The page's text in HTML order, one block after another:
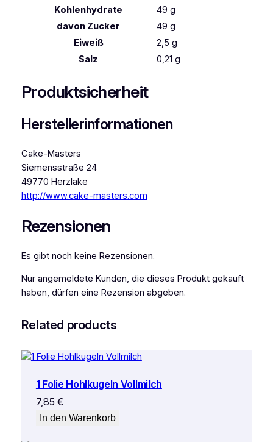
Kohlenhydrate
49 g
davon Zucker 49 g
Eiweiß
2,5 g
Salz
0,21 g
Produktsicherheit
Herstellerinformationen
Cake-Masters
Siemensstraße 24
49770 Herzlake
http://www.cake-masters.com
Rezensionen
Es gibt noch keine Rezensionen.
Nur angemeldete Kunden, die dieses Produkt gekauft
haben, dürfen eine Rezension abgeben.
Related products
1 Folie Hohlkugeln Vollmilch
7,85 €
In den Warenkorb